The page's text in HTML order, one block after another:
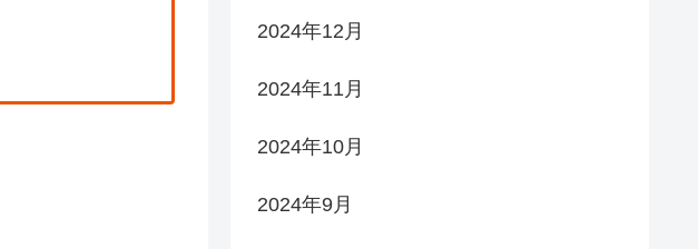
2024年12月
2024年11月
2024年10月
2024年9月